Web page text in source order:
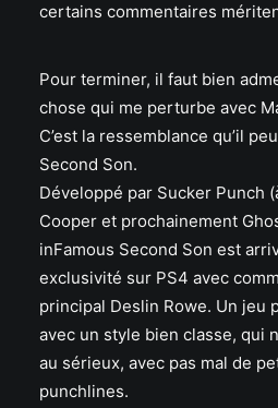
certains commentaires
Pour terminer, il faut bien
chose qui me perturbe avec
C’est la ressemblance qu’il
Second Son.
Développé par Sucker Punch
Cooper et prochainement
inFamous Second Son est
exclusivité sur PS4 avec
principal Deslin Rowe. Un jeu
avec un style bien classe, qui
au sérieux, avec pas mal de
punchlines.